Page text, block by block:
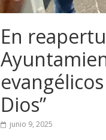
En
Dios”
junio 9, 2025